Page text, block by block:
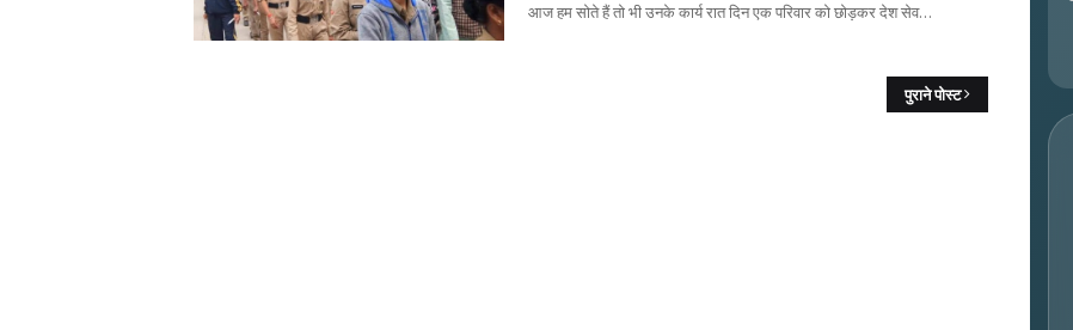
आज हम सोते हैं तो भी उनके कार्य रात दिन एक परिवार को छोड़कर देश सेव…
पुराने पोस्ट